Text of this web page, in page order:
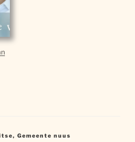
, Gemeente nuus